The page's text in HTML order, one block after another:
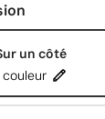
un côté
couleur